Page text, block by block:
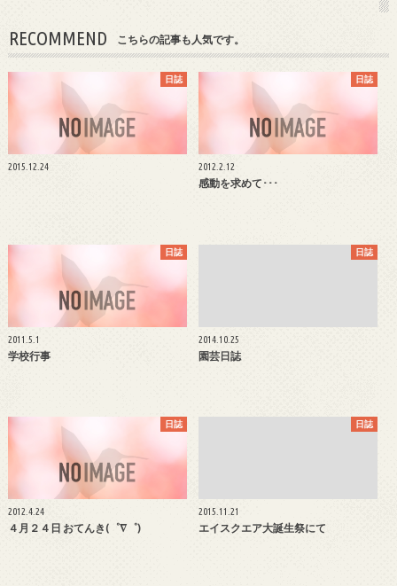
RECOMMEND こちらの記事も人気です。
日誌
2015.12.24
日誌
2012.2.12
感動を求めて･･･
日誌
2011.5.1
学校行事
日誌
2014.10.25
園芸日誌
日誌
2012.4.24
４月２４日 おてんき(゜∇゜)
日誌
2015.11.21
エイスクエア大誕生祭にて